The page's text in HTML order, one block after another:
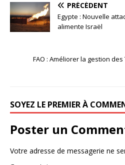
PRÉCÉDENT
Egypte : Nouvelle
alimente Israël
FAO : Améliorer la gestion des
SOYEZ LE PREMIER À
Poster un
Votre adresse de messagerie ne